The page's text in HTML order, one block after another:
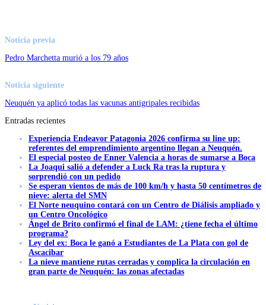
Noticia previa
Pedro Marchetta murió a los 79 años
Noticia siguiente
Neuquén ya aplicó todas las vacunas antigripales recibidas
Entradas recientes
Experiencia Endeavor Patagonia 2026 confirma su line up:
referentes del emprendimiento argentino llegan a Neuquén.
El especial posteo de Enner Valencia a horas de sumarse a Boca
La Joaqui salió a defender a Luck Ra tras la ruptura y
sorprendió con un pedido
Se esperan vientos de más de 100 km/h y hasta 50 centímetros de
nieve: alerta del SMN
El Norte neuquino contará con un Centro de Diálisis ampliado y
un Centro Oncológico
Ángel de Brito confirmó el final de LAM: ¿tiene fecha el último
programa?
Ley del ex: Boca le ganó a Estudiantes de La Plata con gol de
Ascacibar
La nieve mantiene rutas cerradas y complica la circulación en
gran parte de Neuquén: las zonas afectadas